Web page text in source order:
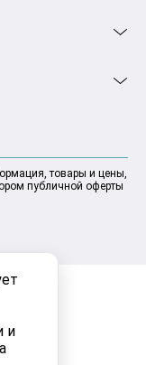
и
товары и цены,
публичной оферты